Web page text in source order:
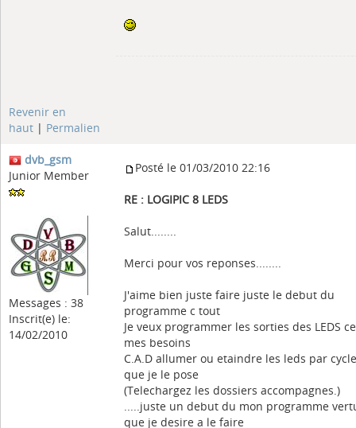
Revenir en
haut | Permalien
dvb_gsm
Junior Member
Messages : 38
Inscrit(e) le:
14/02/2010
Posté le 01/03/2010 22:16
RE : LOGIPIC 8 LEDS
Salut........
Merci pour vos reponses........
J'aime bien juste faire juste le debut du
programme c tout
Je veux programmer les sorties des LEDS
mes besoins
C.A.D allumer ou etaindre les leds par cycle
que je le pose
(Telechargez les dossiers accompagnes.)
.....juste un debut du mon programme
que je desire a le faire